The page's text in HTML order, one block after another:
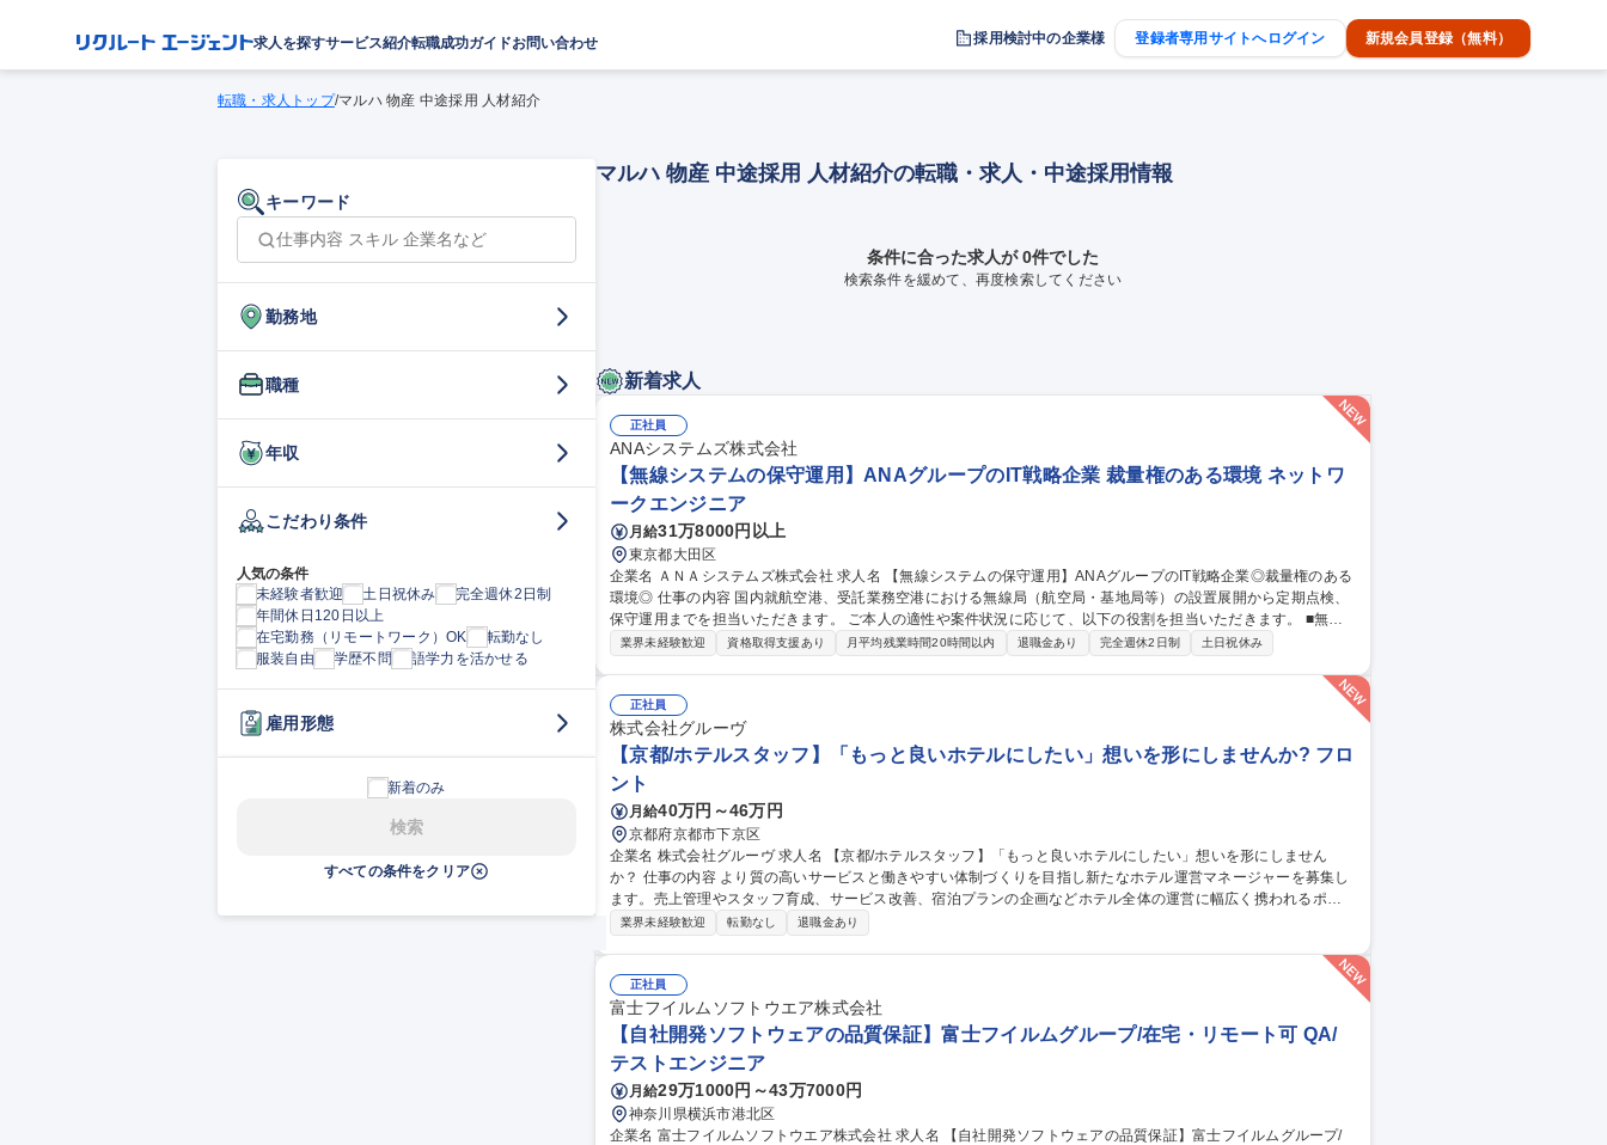
求人を探すサービス紹介転職成功ガイドお問い合わせ 採用検討中の企業様 登録者専用サイトへログイン 新規会員登録（無料）
転職・求人トップ/マルハ 物産 中途採用 人材紹介
キーワード
勤務地
職種
年収
こだわり条件
人気の条件
未経験者歓迎
土日祝休み
完全週休2日制
年間休日120日以上
在宅勤務（リモートワーク）OK
転勤なし
服装自由
学歴不問 語学力を活かせる
雇用形態
新着のみ
検索
すべての条件をクリア
マルハ 物産 中途採用 人材紹介の転職・求人・中途採用情報
条件に合った求人が 0件でした
検索条件を緩めて、再度検索してください
新着求人
正社員
ANAシステムズ株式会社
【無線システムの保守運用】ANAグループのIT戦略企業 裁量権のある環境 ネットワ
ークエンジニア
月給31万8000円以上
東京都大田区
企業名 ＡＮＡシステムズ株式会社 求人名 【無線システムの保守運用】ANAグループのIT戦略企業◎裁量権のある
環境◎ 仕事の内容 国内就航空港、受託業務空港における無線局（航空局・基地局等）の設置展開から定期点検、
保守運用までを担当いただきます。 ご本人の適性や案件状況に応じて、以下の役割を担当いただきます。 ■無線
設備展開業務に関する計画の立案、調整、営業取引全般 ■無線設備の設置・移設・撤去作業、登録点検業務・運用
折衝業務 ※建物に改変を加える業務はございません。 ※5～10日/月、国内各地への出張が発生いたします。（北
業界未経験歓迎 資格取得支援あり 月平均残業時間20時間以内 退職金あり 完全週休2日制 土日祝休み
正社員
株式会社グルーヴ
【京都/ホテルスタッフ】「もっと良いホテルにしたい」想いを形にしませんか? フロ
ント
月給40万円～46万円
京都府京都市下京区
企業名 株式会社グルーヴ 求人名 【京都/ホテルスタッフ】「もっと良いホテルにしたい」想いを形にしません
か？ 仕事の内容 より質の高いサービスと働きやすい体制づくりを目指し新たなホテル運営マネージャーを募集し
ます。売上管理やスタッフ育成、サービス改善、宿泊プランの企画などホテル全体の運営に幅広く携われるポジ
ションです。 ＞＞仕事内容＜＜ ホテル運営全般をお任せします！ ■ホテル全体の運営管理 ■アルバイトスタッフ
上に向けた改善 ■施設/設備の維持管理 ■地域との連携やイベント企画 ■フロント業務のフォロー ■安全/衛生管理 ■
本社との連携 ■備品等の在庫管理/発注業務 ■電話/メール対応 ■清掃業務など 募集職種 【京都/ホテルスタッフ】
「もっと良いホテルにしたい」想いを形にしませんか？
業界未経験歓迎 転勤なし 退職金あり
正社員
富士フイルムソフトウエア株式会社
【自社開発ソフトウェアの品質保証】富士フイルムグループ/在宅・リモート可 QA/
テストエンジニア
月給29万1000円～43万7000円
神奈川県横浜市港北区
企業名 富士フイルムソフトウエア株式会社 求人名 【自社開発ソフトウェアの品質保証】富士フイルムグループ/